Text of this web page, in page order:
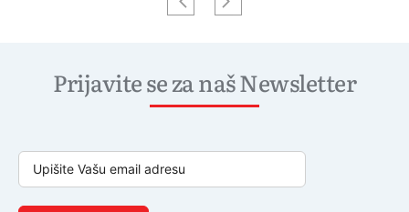
Prijavite se za naš Newsletter